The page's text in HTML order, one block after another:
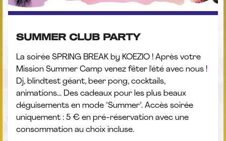
SUMMER CLUB PARTY
La soirée SPRING BREAK by KOEZIO ! Après votre
Mission Summer Camp venez fêter l'été avec nous !
Dj, blindtest géant, beer pong, cocktails,
animations... Des cadeaux pour les plus beaux
déguisements en mode "Summer". Accès soirée
uniquement : 5 € en pré-réservation avec une
consommation au choix incluse.